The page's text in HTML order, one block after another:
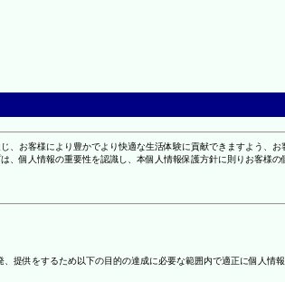
お客様により豊かでより快適な生活体験に貢献できますよう、
個人情報の重要性を認識し、本個人情報保護方針に則りお客様の
提供をするため以下の目的の達成に必要な範囲内で適正に個人情報